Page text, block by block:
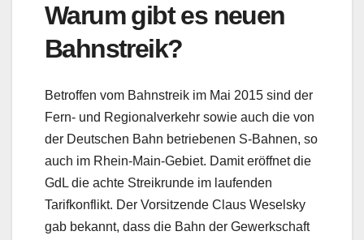
Warum gibt es neuen
Bahnstreik?
Betroffen vom Bahnstreik im Mai 2015 sind der
Fern- und Regionalverkehr sowie auch die von
der Deutschen Bahn betriebenen S-Bahnen, so
auch im Rhein-Main-Gebiet. Damit eröffnet die
GdL die achte Streikrunde im laufenden
Tarifkonflikt. Der Vorsitzende Claus Weselsky
gab bekannt, dass die Bahn der Gewerkschaft